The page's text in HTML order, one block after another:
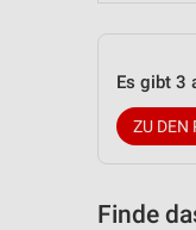
Es gibt 3
ZU DEN
Finde